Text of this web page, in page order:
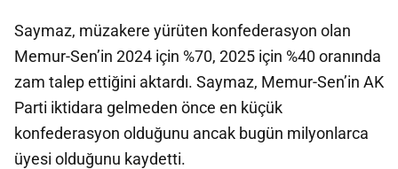
Saymaz, müzakere yürüten konfederasyon olan
Memur-Sen’in 2024 için %70, 2025 için %40 oranında
zam talep ettiğini aktardı. Saymaz, Memur-Sen’in AK
Parti iktidara gelmeden önce en küçük
konfederasyon olduğunu ancak bugün milyonlarca
üyesi olduğunu kaydetti.